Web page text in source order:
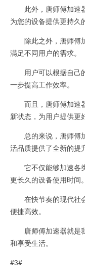
此外，唐师傅加速器
为您的设备提供更持久
除此之外，唐师傅加
满足不同用户的需求。
用户可以根据自己
一步提高工作效率。
而且，唐师傅加速器
新状态，为用户提供更
总的来说，唐师傅加
活品质提供了全新的提
它不仅能够加速各类
更长久的设备使用时间。
在快节奏的现代社会
便捷高效。
唐师傅加速器就是
和享受生活。
#3#